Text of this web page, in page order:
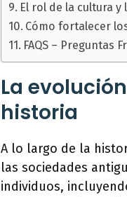
El rol de la cultura
Cómo fortalecer
FAQS – Preguntas
La
historia
A lo largo de la
las sociedades
individuos,